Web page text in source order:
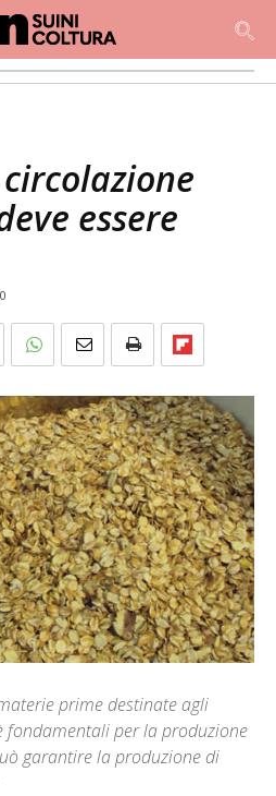
essere
prime destinate agli
per la produzione
garantire la produzione di